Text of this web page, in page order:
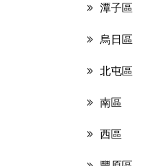
潭子區
烏日區
北屯區
南區
西區